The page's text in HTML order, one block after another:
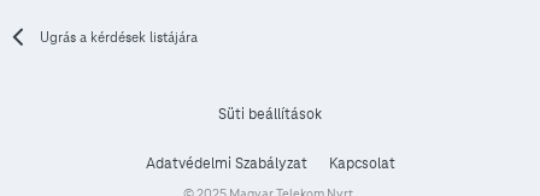
Ugrás a kérdések listájára
Süti beállítások
Adatvédelmi Szabályzat Kapcsolat